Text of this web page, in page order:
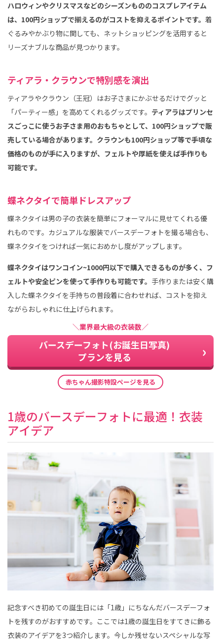
ハロウィンやクリスマスなどのシーズンもののコスプレアイテム
は、100円ショップで揃えるのがコストを抑えるポイントです。 着
ぐるみやかぶり物に関しても、ネットショッピングを活用すると
リーズナブルな商品が見つかります。
ティアラ・クラウンで特別感を演出
ティアラやクラウン（王冠）はお子さまにかぶせるだけでグッと
「パーティー感」を高めてくれるグッズです。 ティアラはプリンセ
スごっこに使うお子さま用のおもちゃとして、100円ショップで販
売している場合があります。クラウンも100円ショップ等で手頃な
価格のものが手に入りますが、フェルトや厚紙を使えば手作りも
可能です。
蝶ネクタイで簡単ドレスアップ
蝶ネクタイは男の子の衣装を簡単にフォーマルに見せてくれる優
れものです。カジュアルな服装でバースデーフォトを撮る場合も、
蝶ネクタイをつければ一気におめかし度がアップします。
蝶ネクタイはワンコイン~1000円以下で購入できるものが多く、フ
ェルトや安全ピンを使って手作りも可能です。 手作りまたは安く購
入した蝶ネクタイを手持ちの普段着に合わせれば、コストを抑え
ながらおしゃれに仕上げられます。
＼業界最大級の衣装数／
バースデーフォト(お誕生日写真)
プランを見る
赤ちゃん撮影特設ページを見る
1歳のバースデーフォトに最適！衣装
アイデア
記念すべき初めての誕生日には「1歳」にちなんだバースデーフォ
トを残すのがおすすめです。ここでは1歳の誕生日をすてきに飾る
衣装のアイデアを3つ紹介します。今しか残せないスペシャルな写